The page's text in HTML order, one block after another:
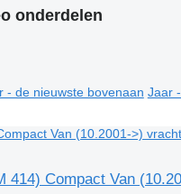
onderdelen
- de nieuwste bovenaan Jaar
414) Compact Van